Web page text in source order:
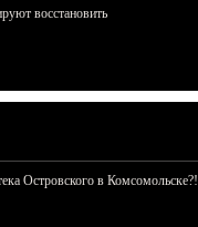
восстановить
Островского в Комсомольске?!